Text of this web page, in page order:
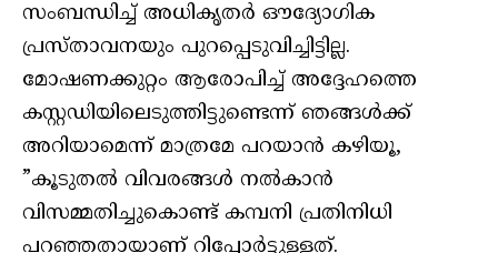
സംബന്ധിച്ച് അധികൃതർ ഔദ്യോഗിക
പ്രസ്താവനയും പുറപ്പെടുവിച്ചിട്ടില്ല.
മോഷണക്കുറ്റം ആരോപിച്ച് അദ്ദേഹത്തെ
കസ്റ്റഡിയിലെടുത്തിട്ടുണ്ടെന്ന് ഞങ്ങൾക്ക്
അറിയാമെന്ന് മാത്രമേ പറയാൻ കഴിയൂ,
”കൂടുതൽ വിവരങ്ങൾ നൽകാൻ
വിസമ്മതിച്ചുകൊണ്ട് കമ്പനി പ്രതിനിധി
പറഞ്ഞതായാണ് റിപ്പോർട്ടുള്ളത്.